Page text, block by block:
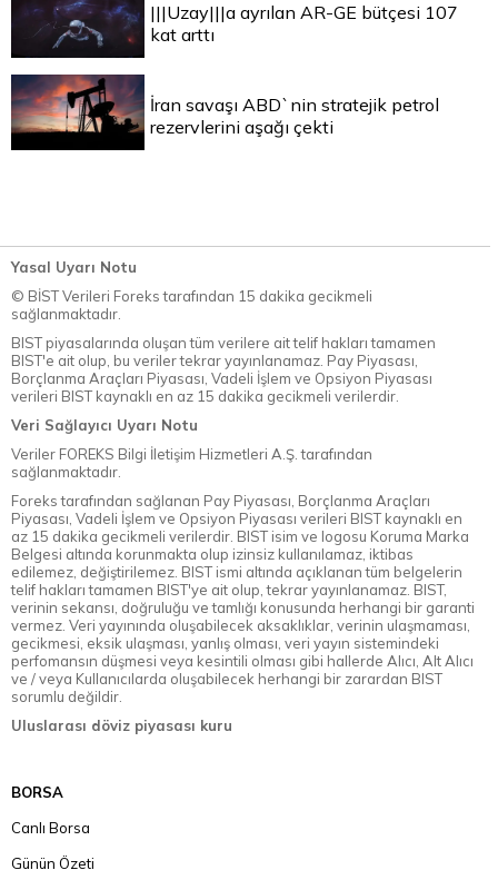
|||Uzay|||a ayrılan AR-GE bütçesi 107
kat arttı
İran savaşı ABD`nin stratejik petrol
rezervlerini aşağı çekti
Yasal Uyarı Notu
© BİST Verileri Foreks tarafından 15 dakika gecikmeli
sağlanmaktadır.
BIST piyasalarında oluşan tüm verilere ait telif hakları tamamen
BIST'e ait olup, bu veriler tekrar yayınlanamaz. Pay Piyasası,
Borçlanma Araçları Piyasası, Vadeli İşlem ve Opsiyon Piyasası
verileri BIST kaynaklı en az 15 dakika gecikmeli verilerdir.
Veri Sağlayıcı Uyarı Notu
Veriler FOREKS Bilgi İletişim Hizmetleri A.Ş. tarafından
sağlanmaktadır.
Foreks tarafından sağlanan Pay Piyasası, Borçlanma Araçları
Piyasası, Vadeli İşlem ve Opsiyon Piyasası verileri BIST kaynaklı en
az 15 dakika gecikmeli verilerdir. BIST isim ve logosu Koruma Marka
Belgesi altında korunmakta olup izinsiz kullanılamaz, iktibas
edilemez, değiştirilemez. BIST ismi altında açıklanan tüm belgelerin
telif hakları tamamen BIST'ye ait olup, tekrar yayınlanamaz. BIST,
verinin sekansı, doğruluğu ve tamlığı konusunda herhangi bir garanti
vermez. Veri yayınında oluşabilecek aksaklıklar, verinin ulaşmaması,
gecikmesi, eksik ulaşması, yanlış olması, veri yayın sistemindeki
perfomansın düşmesi veya kesintili olması gibi hallerde Alıcı, Alt Alıcı
ve / veya Kullanıcılarda oluşabilecek herhangi bir zarardan BIST
sorumlu değildir.
Uluslarası döviz piyasası kuru
BORSA
Canlı Borsa
Günün Özeti